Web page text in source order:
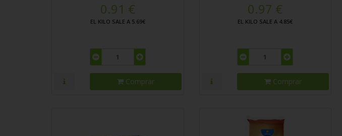
0.91 €
EL KILO SALE A 5.69€
Comprar
0.97 €
EL KILO SALE A 4.85€
Comprar